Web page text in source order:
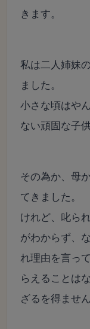
きます。
私は二人姉妹の
ました。
小さな頃はや
ない頑固な子
その為か、母
てきました。
けれど、叱ら
がわからず、
れ理由を言っ
らえることはな
ざるを得ませ